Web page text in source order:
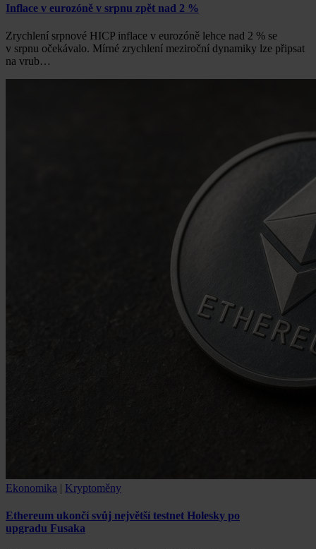
Inflace v eurozóně v srpnu zpět nad 2 %
Zrychlení srpnové HICP inflace v eurozóně lehce nad 2 % se
v srpnu očekávalo. Mírné zrychlení meziroční dynamiky lze připsat
na vrub…
Ekonomika | Kryptoměny
Ethereum ukončí svůj největší testnet Holesky po
upgradu Fusaka